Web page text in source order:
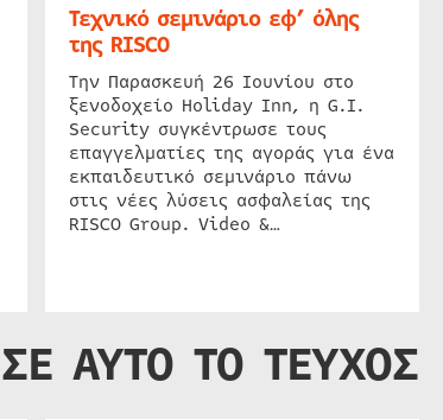
Τεχνικό σεμινάριο εφ’ όλης
της RISCO
Την Παρασκευή 26 Ιουνίου στο
ξενοδοχείο Holiday Inn, η G.I.
Security συγκέντρωσε τους
επαγγελματίες της αγοράς για ένα
εκπαιδευτικό σεμινάριο πάνω
στις νέες λύσεις ασφαλείας της
RISCO Group. Video &…
ΣΕ ΑΥΤΟ ΤΟ ΤΕΥΧΟΣ